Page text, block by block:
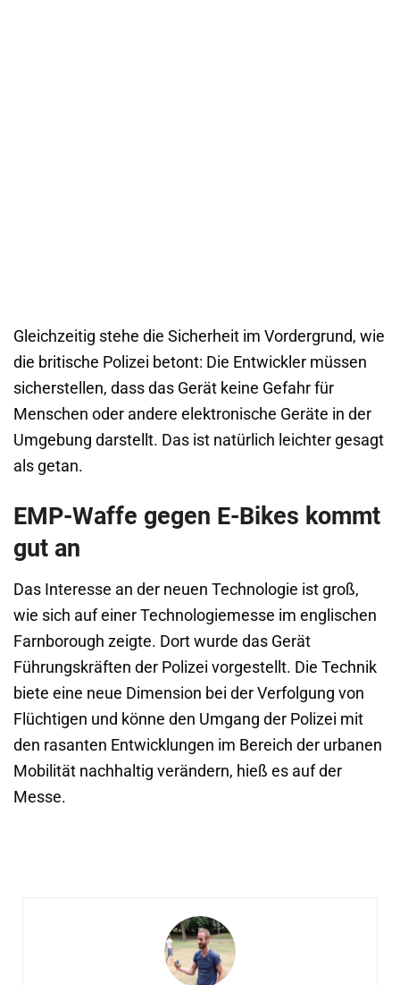
Gleichzeitig stehe die Sicherheit im Vordergrund, wie
die britische Polizei betont: Die Entwickler müssen
sicherstellen, dass das Gerät keine Gefahr für
Menschen oder andere elektronische Geräte in der
Umgebung darstellt. Das ist natürlich leichter gesagt
als getan.
EMP-Waffe gegen E-Bikes kommt
gut an
Das Interesse an der neuen Technologie ist groß,
wie sich auf einer Technologiemesse im englischen
Farnborough zeigte. Dort wurde das Gerät
Führungskräften der Polizei vorgestellt. Die Technik
biete eine neue Dimension bei der Verfolgung von
Flüchtigen und könne den Umgang der Polizei mit
den rasanten Entwicklungen im Bereich der urbanen
Mobilität nachhaltig verändern, hieß es auf der
Messe.